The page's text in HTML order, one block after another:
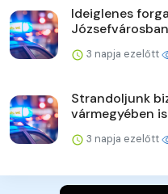
Ideiglenes
3 napja ezelőtt
Strandoljunk
vármegyében
3 napja ezelőtt